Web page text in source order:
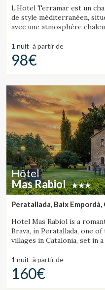
L’Hotel Terramar est un
de style méditerranéen,
avec une atmosphère
1 nuit à partir de
98€
Hôtel
Mas Rabiol
Peratallada, Baix Empordà,
Hotel Mas Rabiol is a
Brava, in Peratallada, one
villages in Catalonia, set in
1 nuit à partir de
160€